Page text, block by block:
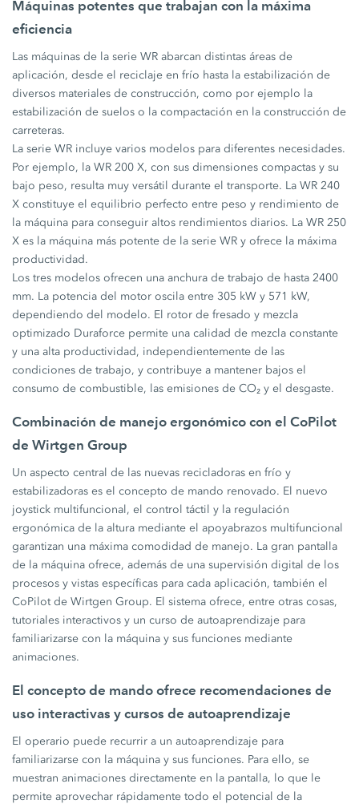
Máquinas potentes que trabajan con la máxima
eficiencia
Las máquinas de la serie WR abarcan distintas áreas de
aplicación, desde el reciclaje en frío hasta la estabilización de
diversos materiales de construcción, como por ejemplo la
estabilización de suelos o la compactación en la construcción de
carreteras.
La serie WR incluye varios modelos para diferentes necesidades.
Por ejemplo, la WR 200 X, con sus dimensiones compactas y su
bajo peso, resulta muy versátil durante el transporte. La WR 240
X constituye el equilibrio perfecto entre peso y rendimiento de
la máquina para conseguir altos rendimientos diarios. La WR 250
X es la máquina más potente de la serie WR y ofrece la máxima
productividad.
Los tres modelos ofrecen una anchura de trabajo de hasta 2400
mm. La potencia del motor oscila entre 305 kW y 571 kW,
dependiendo del modelo. El rotor de fresado y mezcla
optimizado Duraforce permite una calidad de mezcla constante
y una alta productividad, independientemente de las
condiciones de trabajo, y contribuye a mantener bajos el
consumo de combustible, las emisiones de CO₂ y el desgaste.
Combinación de manejo ergonómico con el CoPilot
de Wirtgen Group
Un aspecto central de las nuevas recicladoras en frío y
estabilizadoras es el concepto de mando renovado. El nuevo
joystick multifuncional, el control táctil y la regulación
ergonómica de la altura mediante el apoyabrazos multifuncional
garantizan una máxima comodidad de manejo. La gran pantalla
de la máquina ofrece, además de una supervisión digital de los
procesos y vistas específicas para cada aplicación, también el
CoPilot de Wirtgen Group. El sistema ofrece, entre otras cosas,
tutoriales interactivos y un curso de autoaprendizaje para
familiarizarse con la máquina y sus funciones mediante
animaciones.
El concepto de mando ofrece recomendaciones de
uso interactivas y cursos de autoaprendizaje
El operario puede recurrir a un autoaprendizaje para
familiarizarse con la máquina y sus funciones. Para ello, se
muestran animaciones directamente en la pantalla, lo que le
permite aprovechar rápidamente todo el potencial de la